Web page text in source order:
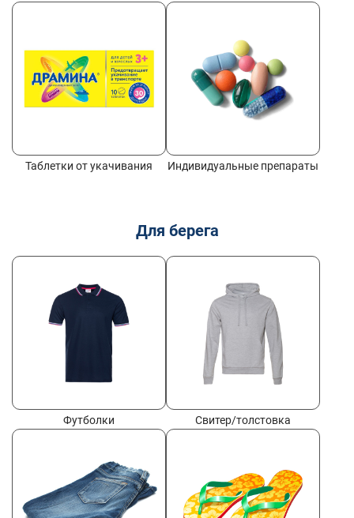
Таблетки от укачивания Индивидуальные препараты
Для берега
Футболки Свитер/толстовка